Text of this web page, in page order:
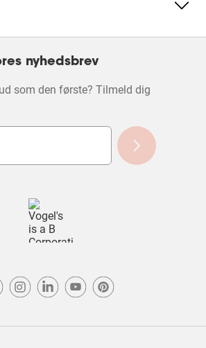
nyhedsbrev
som den første? Tilmeld dig